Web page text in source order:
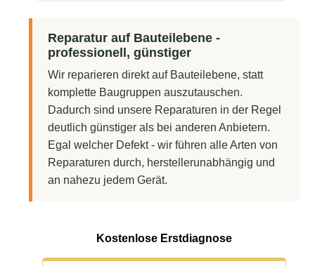
Reparatur auf Bauteilebene -
professionell, günstiger
Wir reparieren direkt auf Bauteilebene, statt
komplette Baugruppen auszutauschen.
Dadurch sind unsere Reparaturen in der Regel
deutlich günstiger als bei anderen Anbietern.
Egal welcher Defekt - wir führen alle Arten von
Reparaturen durch, herstellerunabhängig und
an nahezu jedem Gerät.
Kostenlose Erstdiagnose